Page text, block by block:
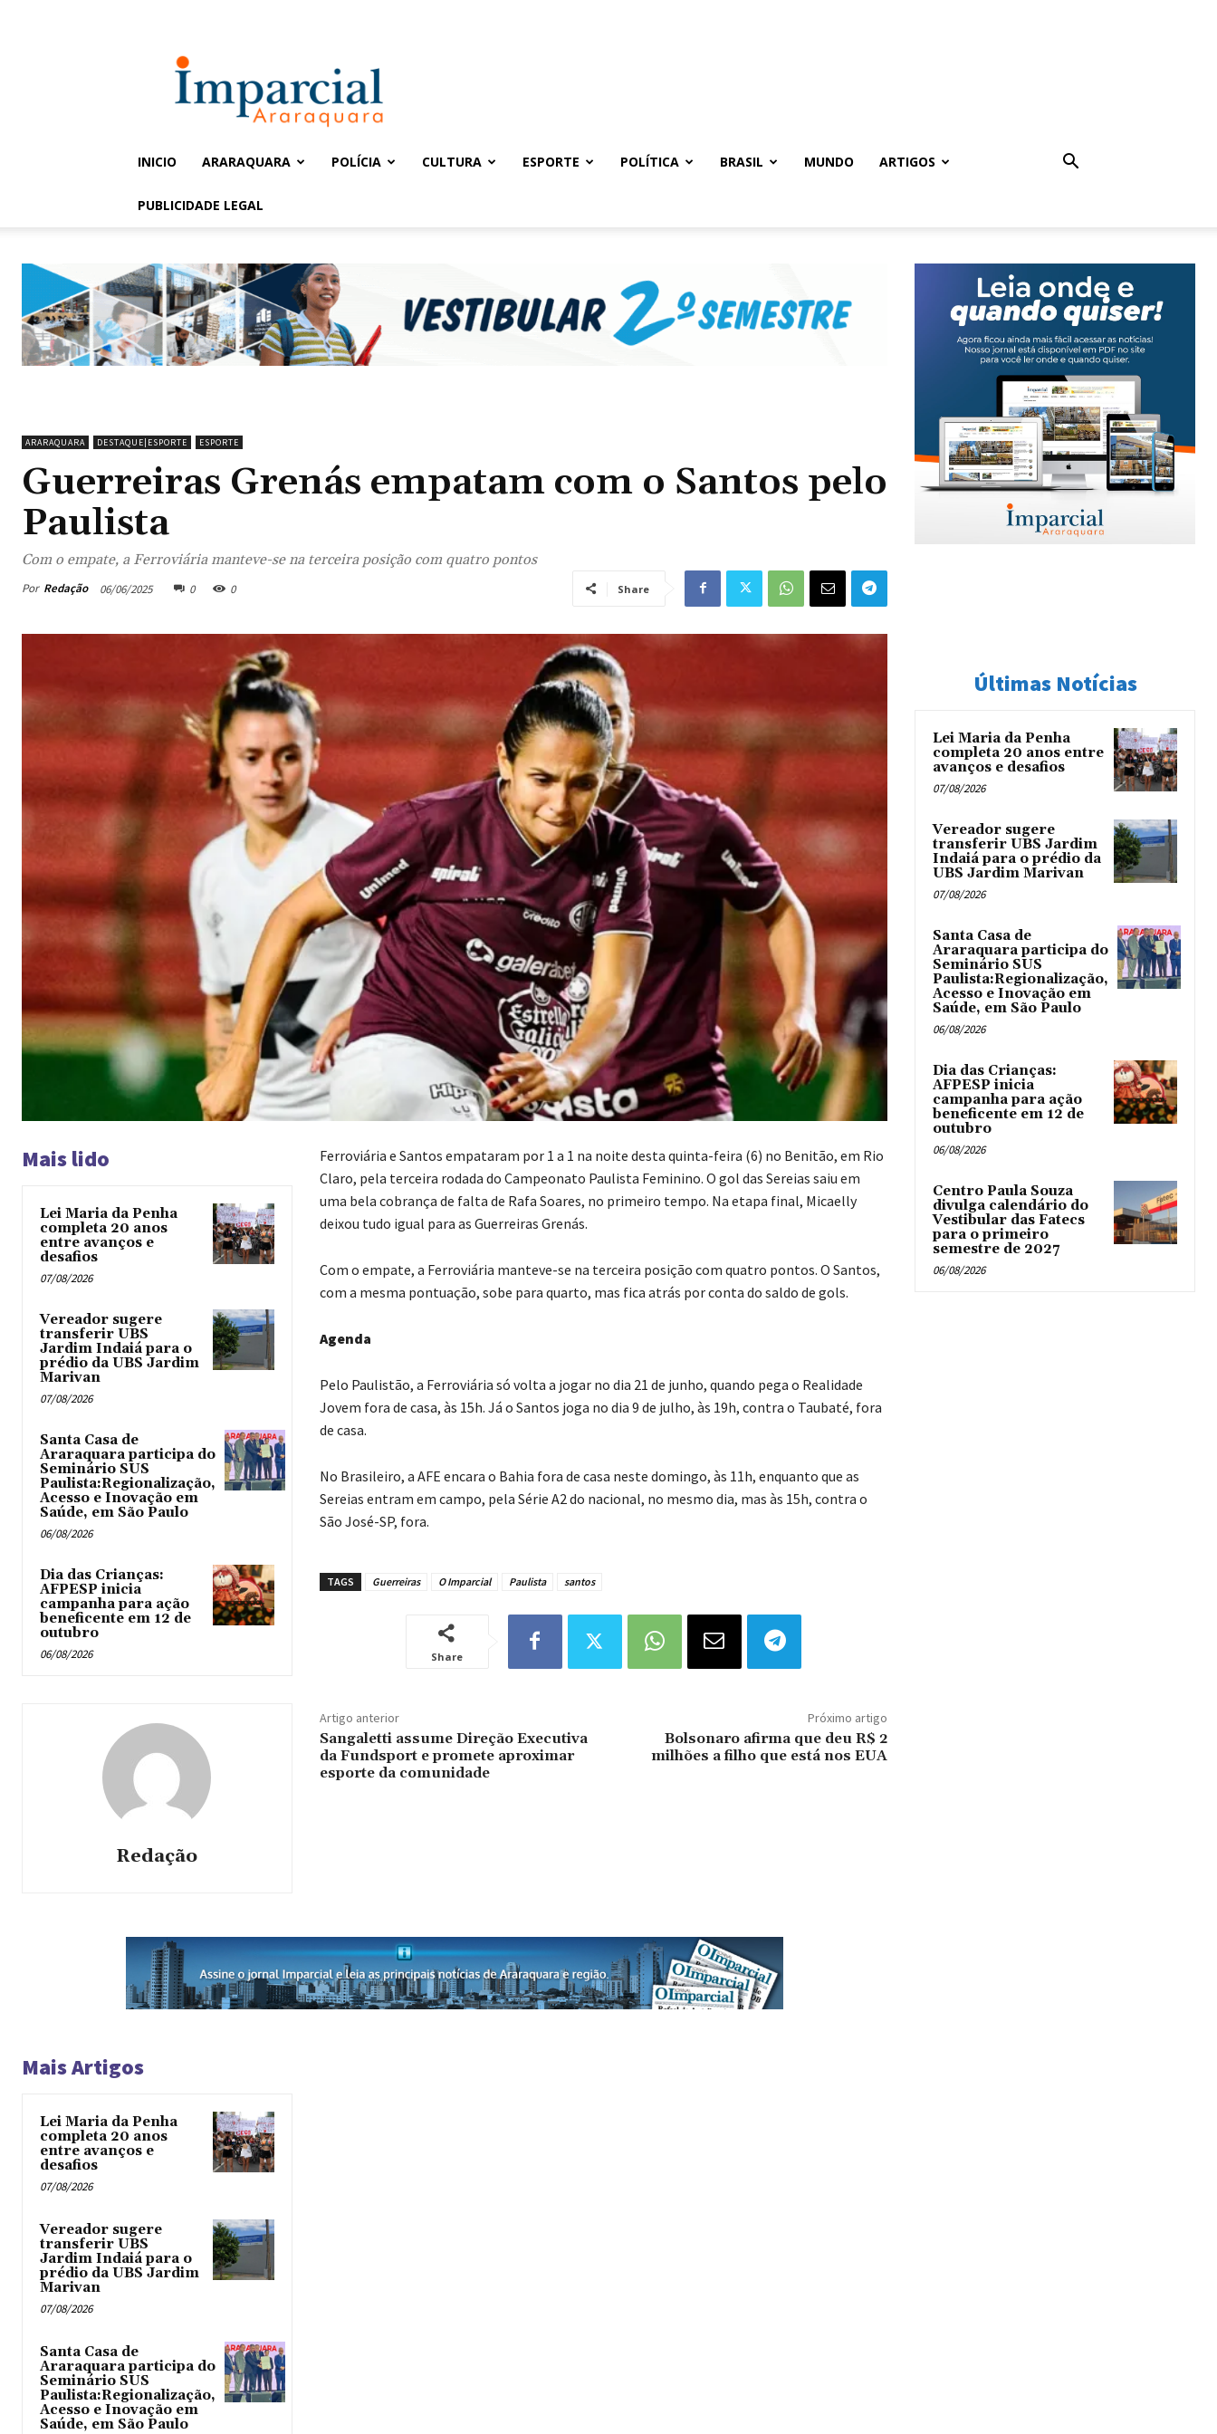
Imparcial
INICIO ARARAQUARA POLÍCIA CULTURA ESPORTE POLÍTICA BRASIL MUNDO ARTIGOS
PUBLICIDADE LEGAL
ARARAQUARA DESTAQUE|ESPORTE ESPORTE
Guerreiras Grenás empatam com o Santos pelo
Paulista
Com o empate, a Ferroviária manteve-se na terceira posição com quatro pontos
Por Redação 06/06/2025 0 0 Share
Mais lido
Lei Maria da Penha
completa 20 anos
entre avanços e
desafios
07/08/2026
Vereador sugere
transferir UBS
Jardim Indaiá para o
prédio da UBS Jardim
Marivan
07/08/2026
Santa Casa de
Araraquara participa do
Seminário SUS
Paulista:Regionalização,
Acesso e Inovação em
Saúde, em São Paulo
06/08/2026
Dia das Crianças:
AFPESP inicia
campanha para ação
beneficente em 12 de
outubro
06/08/2026
Redação
Ferroviária e Santos empataram por 1 a 1 na noite desta quinta-feira (6) no Benitão, em Rio
Claro, pela terceira rodada do Campeonato Paulista Feminino. O gol das Sereias saiu em
uma bela cobrança de falta de Rafa Soares, no primeiro tempo. Na etapa final, Micaelly
deixou tudo igual para as Guerreiras Grenás.
Com o empate, a Ferroviária manteve-se na terceira posição com quatro pontos. O Santos,
com a mesma pontuação, sobe para quarto, mas fica atrás por conta do saldo de gols.
Agenda
Pelo Paulistão, a Ferroviária só volta a jogar no dia 21 de junho, quando pega o Realidade
Jovem fora de casa, às 15h. Já o Santos joga no dia 9 de julho, às 19h, contra o Taubaté, fora
de casa.
No Brasileiro, a AFE encara o Bahia fora de casa neste domingo, às 11h, enquanto que as
Sereias entram em campo, pela Série A2 do nacional, no mesmo dia, mas às 15h, contra o
São José-SP, fora.
TAGS Guerreiras O Imparcial Paulista santos
Share
Artigo anterior
Sangaletti assume Direção Executiva
da Fundsport e promete aproximar
esporte da comunidade
Próximo artigo
Bolsonaro afirma que deu R$ 2
milhões a filho que está nos EUA
Mais Artigos
Lei Maria da Penha
completa 20 anos
entre avanços e
desafios
07/08/2026
Vereador sugere
transferir UBS
Jardim Indaiá para o
prédio da UBS Jardim
Marivan
07/08/2026
Santa Casa de
Araraquara participa do
Seminário SUS
Paulista:Regionalização,
Acesso e Inovação em
Saúde, em São Paulo
Últimas Notícias
Lei Maria da Penha
completa 20 anos entre
avanços e desafios
07/08/2026
Vereador sugere
transferir UBS Jardim
Indaiá para o prédio da
UBS Jardim Marivan
07/08/2026
Santa Casa de
Araraquara participa do
Seminário SUS
Paulista:Regionalização,
Acesso e Inovação em
Saúde, em São Paulo
06/08/2026
Dia das Crianças:
AFPESP inicia
campanha para ação
beneficente em 12 de
outubro
06/08/2026
Centro Paula Souza
divulga calendário do
Vestibular das Fatecs
para o primeiro
semestre de 2027
06/08/2026